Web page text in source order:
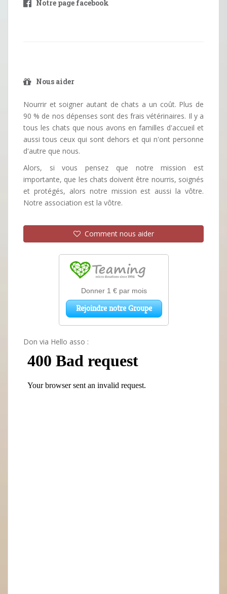
Notre page facebook
Nous aider
Nourrir et soigner autant de chats a un coût. Plus de
90 % de nos dépenses sont des frais vétérinaires. Il y a
tous les chats que nous avons en familles d'accueil et
aussi tous ceux qui sont dehors et qui n'ont personne
d'autre que nous.
Alors, si vous pensez que notre mission est
importante, que les chats doivent être nourris, soignés
et protégés, alors notre mission est aussi la vôtre.
Notre association est la vôtre.
Comment nous aider
Don via Hello asso :